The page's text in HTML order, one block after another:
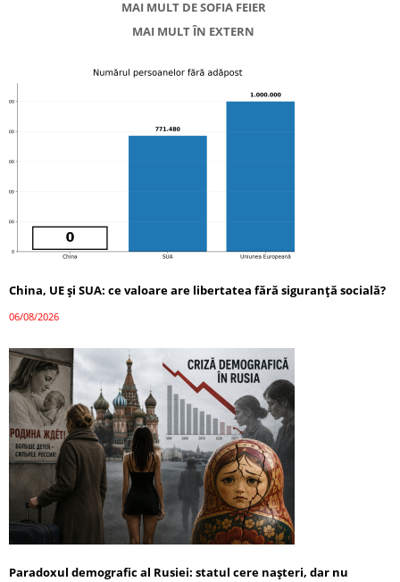
MAI MULT DE SOFIA FEIER
MAI MULT ÎN EXTERN
China, UE și SUA: ce valoare are libertatea fără siguranță socială?
06/08/2026
Paradoxul demografic al Rusiei: statul cere nașteri, dar nu